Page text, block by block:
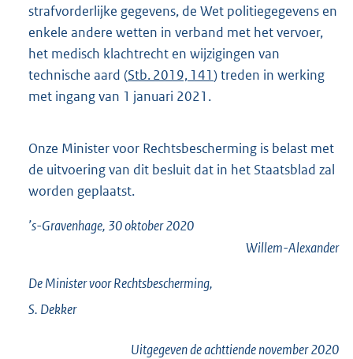
strafvorderlijke gegevens, de Wet politiegegevens en
enkele andere wetten in verband met het vervoer,
het medisch klachtrecht en wijzigingen van
technische aard (Stb. 2019, 141) treden in werking
met ingang van 1 januari 2021.
Onze Minister voor Rechtsbescherming is belast met
de uitvoering van dit besluit dat in het Staatsblad zal
worden geplaatst.
’s-Gravenhage, 30 oktober 2020
Willem-Alexander
De Minister voor Rechtsbescherming,
S. Dekker
Uitgegeven deachttiendenovember 2020